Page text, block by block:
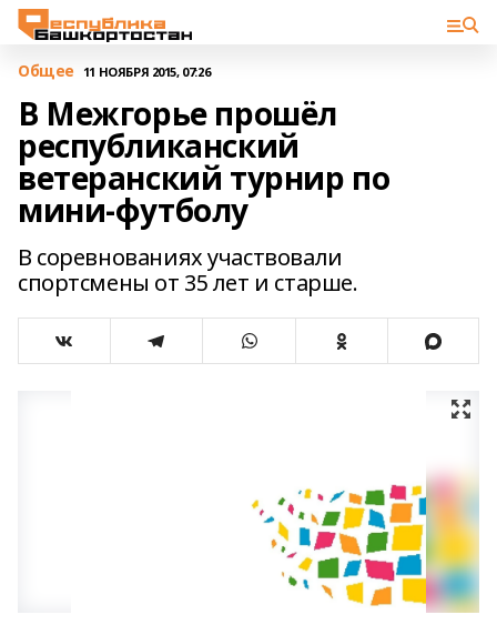
Общее 11 НОЯБРЯ 2015, 07:26
В Межгорье прошёл
республиканский
ветеранский турнир по
мини-футболу
В соревнованиях участвовали
спортсмены от 35 лет и старше.